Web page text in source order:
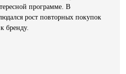
программе. В
рост повторных покупок
бренду.